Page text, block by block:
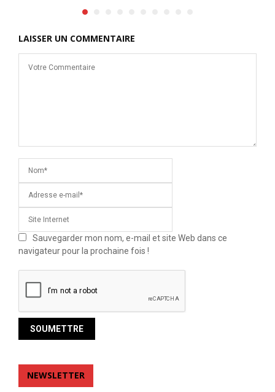
LAISSER UN COMMENTAIRE
Sauvegarder mon nom, e-mail et site Web dans ce
navigateur pour la prochaine fois !
NEWSLETTER